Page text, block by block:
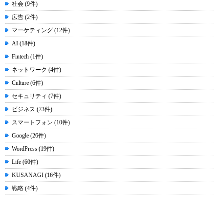
社会 (9件)
広告 (2件)
マーケティング (12件)
AI (18件)
Fintech (1件)
ネットワーク (4件)
Culture (6件)
セキュリティ (7件)
ビジネス (73件)
スマートフォン (10件)
Google (26件)
WordPress (19件)
Life (60件)
KUSANAGI (16件)
戦略 (4件)